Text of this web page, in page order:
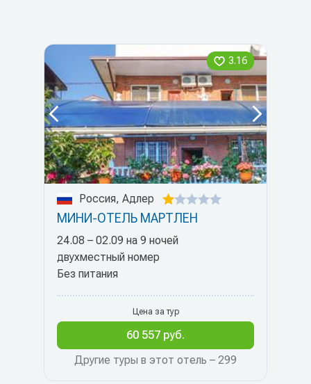
3.16
Россия, Адлер
МИНИ-ОТЕЛЬ МАРТЛЕН
24.08 – 02.09 на 9 ночей
двухместный номер
Без питания
Другие туры в этот отель – 299
Цена за тур
60 557 руб.